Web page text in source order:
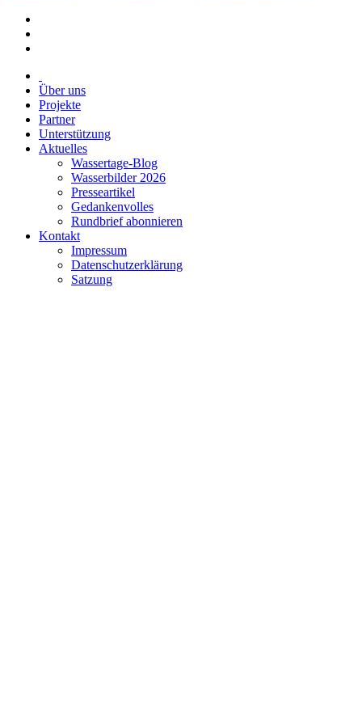
Über uns
Projekte
Partner
Unterstützung
Aktuelles
Wassertage-Blog
Wasserbilder 2026
Presseartikel
Gedankenvolles
Rundbrief abonnieren
Kontakt
Impressum
Datenschutzerklärung
Satzung